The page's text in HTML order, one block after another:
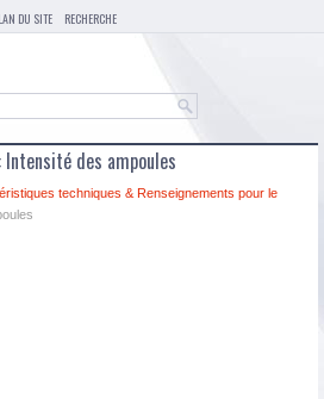
DU SITE RECHERCHE
des ampoules
techniques & Renseignements pour le